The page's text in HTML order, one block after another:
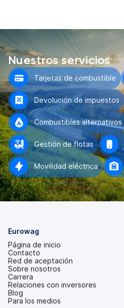
Nuestros servicios
Tarjetas de combustible
Devolución de impuestos
Combustibles alternativos
Gestión de flotas
Movilidad eléctrica
Eurowag
Página de inicio
Contacto
Red de aceptación
Sobre nosotros
Carrera
Relaciones con inversores
(se
abre
Blog
Para los medios